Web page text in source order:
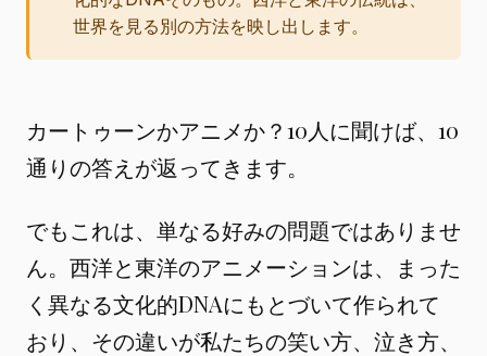
世界を見る別の方法を映し出します。
カートゥーンかアニメか？10人に聞けば、10
通りの答えが返ってきます。
でもこれは、単なる好みの問題ではありませ
ん。西洋と東洋のアニメーションは、まった
く異なる文化的DNAにもとづいて作られて
おり、その違いが私たちの笑い方、泣き方、